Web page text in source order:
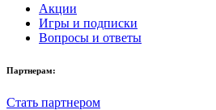
Акции
Игры и подписки
Вопросы и ответы
Партнерам:
Стать партнером